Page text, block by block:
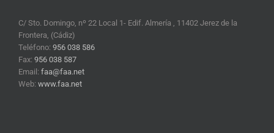
C/ Sto. Domingo, nº 22 Local 1- Edif. Almería , 11402 Jerez de la
Frontera, (Cádiz)
Teléfono: 956 038 586
Fax: 956 038 587
Email: faa@faa.net
Web: www.faa.net